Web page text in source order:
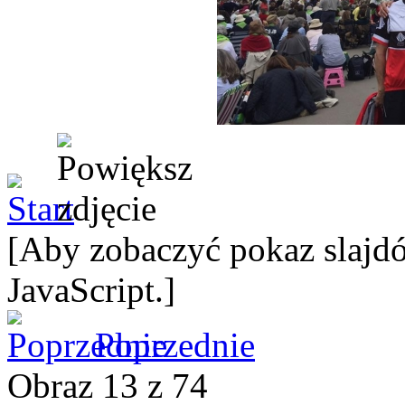
[Aby zobaczyć pokaz
JavaScript.]
Poprzednie
Obraz 13 z 74